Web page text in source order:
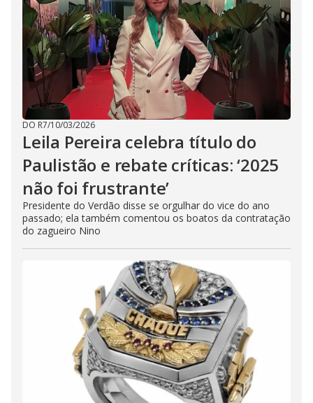
DO R7/10/03/2026
Leila Pereira celebra título do
Paulistão e rebate críticas: ‘2025
não foi frustrante’
Presidente do Verdão disse se orgulhar do vice do ano
passado; ela também comentou os boatos da contratação
do zagueiro Nino